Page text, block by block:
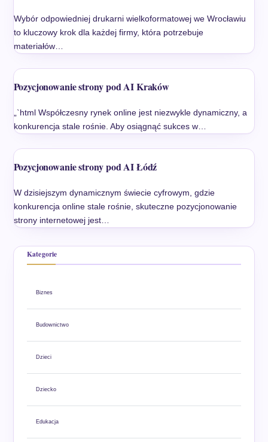
Wybór odpowiedniej drukarni wielkoformatowej we Wrocławiu
to kluczowy krok dla każdej firmy, która potrzebuje
materiałów…
Pozycjonowanie strony pod AI Kraków
„`html Współczesny rynek online jest niezwykle dynamiczny, a
konkurencja stale rośnie. Aby osiągnąć sukces w…
Pozycjonowanie strony pod AI Łódź
W dzisiejszym dynamicznym świecie cyfrowym, gdzie
konkurencja online stale rośnie, skuteczne pozycjonowanie
strony internetowej jest…
Kategorie
Biznes
Budownictwo
Dzieci
Dziecko
Edukacja